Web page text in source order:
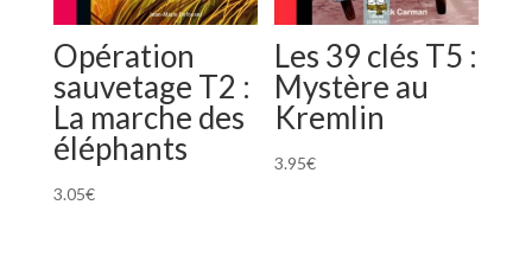
Opération
sauvetage T2 :
La marche des
éléphants
3.05€
Les 39 clés T5 :
Mystère au
Kremlin
3.95€